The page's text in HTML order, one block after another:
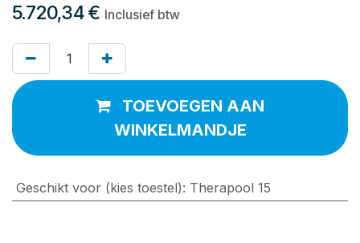
5.720,34€ Inclusief btw
TOEVOEGEN AAN
WINKELMANDJE
Geschikt voor (kies toestel): Therapool 15